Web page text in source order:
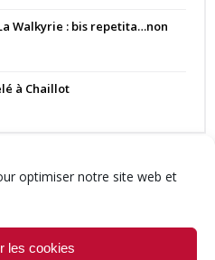
optimiser notre site web et
les cookies
Walkyrie : bis repetita…non
à Chaillot